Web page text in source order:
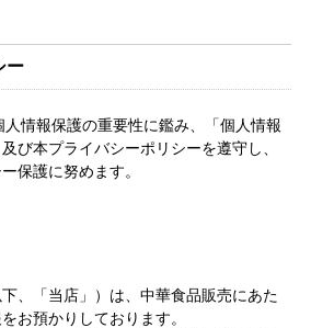
ー
情報保護の重要性に鑑み、「個人情報
び本プライバシーポリシーを遵守し、
保護に努めます。
、「当店」）は、中華食品販売にあた
お預かりしております。